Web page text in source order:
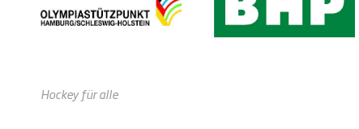
Hockey für alle